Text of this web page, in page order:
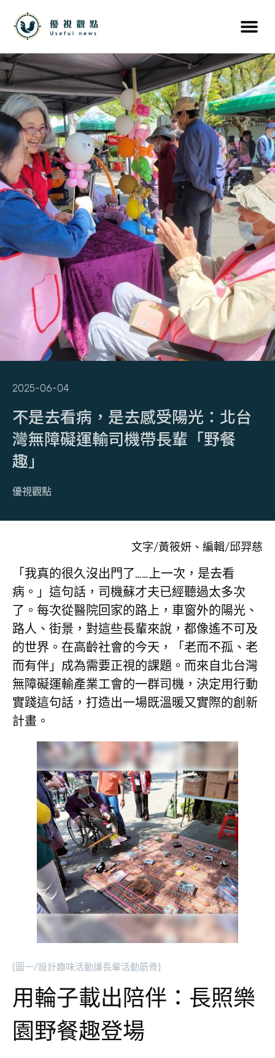
2025-06-04
不是去看病，是去感受陽光：北台
灣無障礙運輸司機帶長輩「野餐
趣」
優視觀點
文字/黃筱妍、編輯/邱羿慈
「我真的很久沒出門了……上一次，是去看
病。」這句話，司機蘇才夫已經聽過太多次
了。每次從醫院回家的路上，車窗外的陽光、
路人、街景，對這些長輩來說，都像遙不可及
的世界。在高齡社會的今天，「老而不孤、老
而有伴」成為需要正視的課題。而來自北台灣
無障礙運輸產業工會的一群司機，決定用行動
實踐這句話，打造出一場既溫暖又實際的創新
計畫。
(圖一/設計趣味活動讓長輩活動筋骨)
用輪子載出陪伴：長照樂
園野餐趣登場